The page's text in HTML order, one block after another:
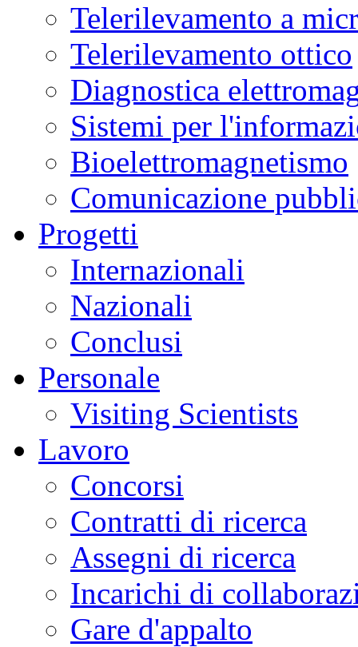
Telerilevamento a
Telerilevamento ottico
Diagnostica
Sistemi per
Bioelettromagnetismo
Comunicazione
Progetti
Internazionali
Nazionali
Conclusi
Personale
Visiting Scientists
Lavoro
Concorsi
Contratti di ricerca
Assegni di ricerca
Incarichi di
Gare d'appalto